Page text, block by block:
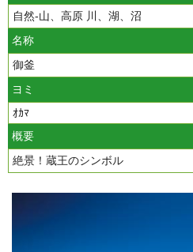
自然-山、高原 川、湖、沼
名称
御釜
ヨミ
ｵｶﾏ
概要
絶景！蔵王のシンボル